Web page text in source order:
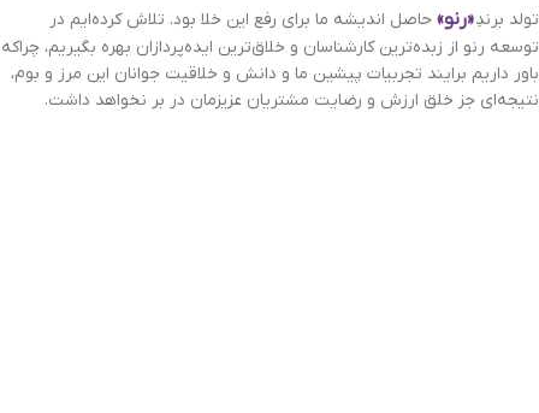
تولد برندِ«رنو» حاصل اندیشه ما برای رفع این خلا بود. تلاش کرده‌ایم در
توسعه رنو از زبده‌ترین کارشناسان و خلاق‌ترین ایده‌پردازان بهره بگیریم، چراکه
باور داریم برایند تجربیات پیشین ما و دانش و خلاقیت جوانان این مرز و بوم،
نتیجه‌ای جز خلق ارزش و رضایت مشتریان عزیزمان در بر نخواهد داشت.